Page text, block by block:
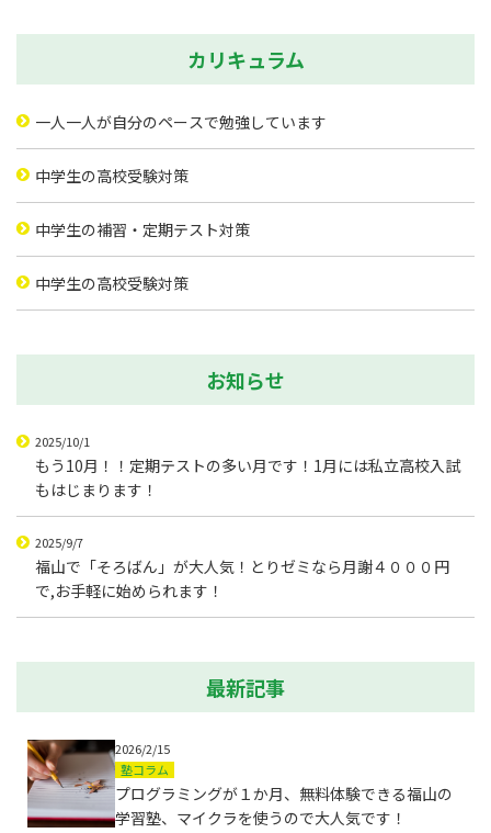
カリキュラム
一人一人が自分のペースで勉強しています
中学生の高校受験対策
中学生の補習・定期テスト対策
中学生の高校受験対策
お知らせ
2025/10/1
もう10月！！定期テストの多い月です！1月には私立高校入試
もはじまります！
2025/9/7
福山で「そろばん」が大人気！とりゼミなら月謝４０００円
で,お手軽に始められます！
最新記事
2026/2/15
塾コラム
プログラミングが１か月、無料体験できる福山の
学習塾、マイクラを使うので大人気です！